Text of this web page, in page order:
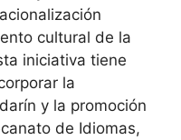
cultural de la
iniciativa tiene
la
y la promoción
de Idiomas,